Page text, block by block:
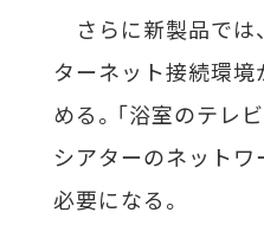
さらに新製品では
ターネット接続環境
める。「浴室のテレ
シアターのネット
必要になる。